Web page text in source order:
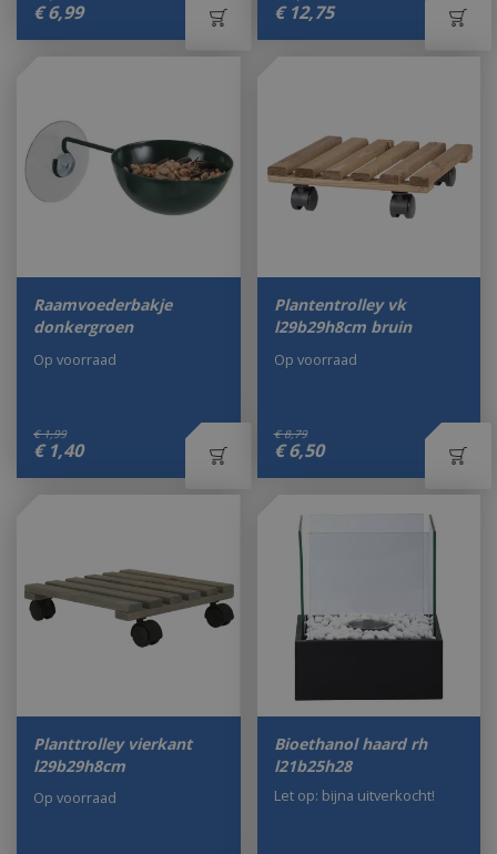
€ 6,99 € 12,75
Raamvoederbakje
donkergroen
€ 1,99
€ 1,40
Op voorraad
Plantentrolley vk
l29b29h8cm bruin
€ 8,79
€ 6,50
Op voorraad
Planttrolley vierkant
l29b29h8cm
Op voorraad
Bioethanol haard rh
l21b25h28
Let op: bijna uitverkocht!